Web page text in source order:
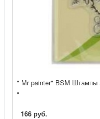
" Mr painter" BSM
"
166 руб.